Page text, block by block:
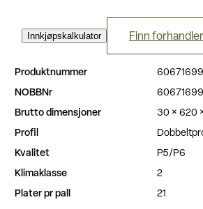
Innkjøpskalkulator Finn forhandler
Produktnummer
60671699
NOBBNr
60671699
Brutto dimensjoner
30 × 620
Profil
Kvalitet
P5/P6
Klimaklasse
2
Plater pr pall
21